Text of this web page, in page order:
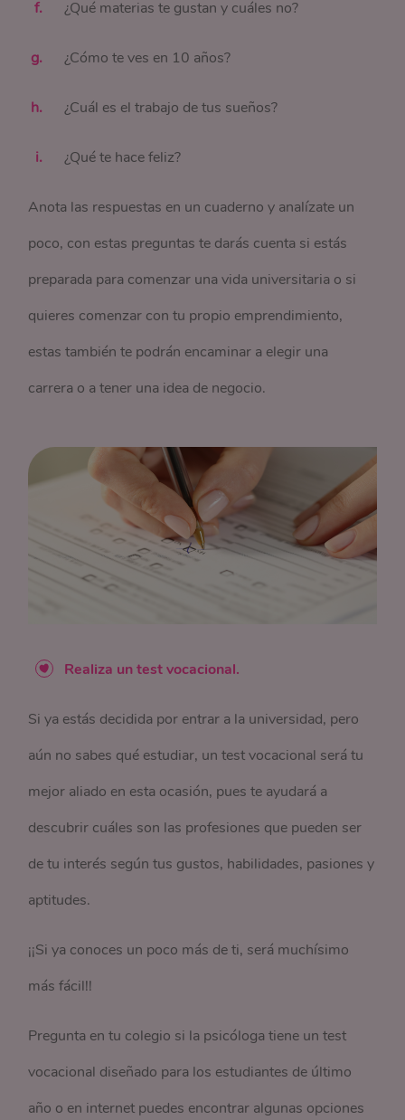
¿Qué materias te gustan y cuáles no?
¿Cómo te ves en 10 años?
¿Cuál es el trabajo de tus sueños?
¿Qué te hace feliz?
Anota las respuestas en un cuaderno y analízate un
poco, con estas preguntas te darás cuenta si estás
preparada para comenzar una vida universitaria o si
quieres comenzar con tu propio emprendimiento,
estas también te podrán encaminar a elegir una
carrera o a tener una idea de negocio.
Realiza un test vocacional.
Si ya estás decidida por entrar a la universidad, pero
aún no sabes qué estudiar, un test vocacional será tu
mejor aliado en esta ocasión, pues te ayudará a
descubrir cuáles son las profesiones que pueden ser
de tu interés según tus gustos, habilidades, pasiones y
aptitudes.
¡¡Si ya conoces un poco más de ti, será muchísimo
más fácil!!
Pregunta en tu colegio si la psicóloga tiene un test
vocacional diseñado para los estudiantes de último
año o en internet puedes encontrar algunas opciones